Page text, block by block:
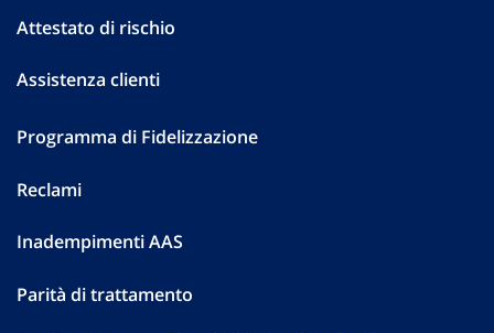
Attestato di rischio
Assistenza clienti
Programma di Fidelizzazione
Reclami
Inadempimenti AAS
Parità di trattamento